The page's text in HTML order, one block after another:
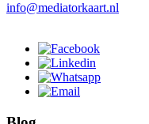
info@mediatorkaart.nl